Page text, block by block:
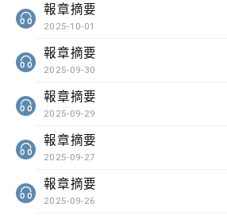
報章摘要
2025-10-01
報章摘要
2025-09-30
報章摘要
2025-09-29
報章摘要
2025-09-27
報章摘要
2025-09-26